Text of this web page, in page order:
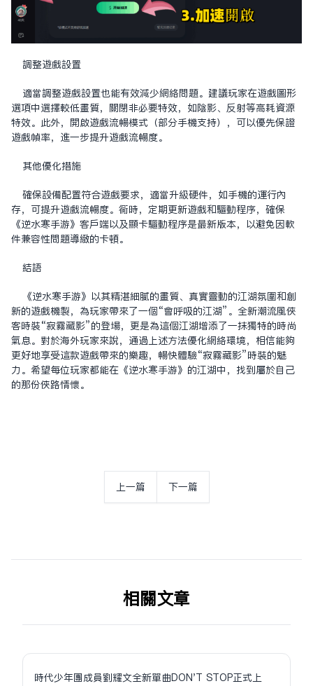
調整遊戲設置
適當調整遊戲設置也能有效減少網絡問題。建議玩家在遊戲圖形
選項中選擇較低畫質，關閉非必要特效，如陰影、反射等高耗資源
特效。此外，開啟遊戲流暢模式（部分手機支持），可以優先保證
遊戲幀率，進一步提升遊戲流暢度。
其他優化措施
確保設備配置符合遊戲要求，適當升級硬件，如手機的運行內
存，可提升遊戲流暢度。同時，定期更新遊戲和驅動程序，確保
《逆水寒手游》客戶端以及顯卡驅動程序是最新版本，以避免因軟
件兼容性問題導致的卡頓。
結語
《逆水寒手游》以其精湛細膩的畫質、真實靈動的江湖氛圍和創
新的遊戲機制，為玩家帶來了一個“會呼吸的江湖”。全新潮流風俠
客時裝“寂霧藏影”的登場，更是為這個江湖增添了一抹獨特的時尚
氣息。對於海外玩家來說，通過上述方法優化網絡環境，相信能夠
更好地享受這款遊戲帶來的樂趣，暢快體驗“寂霧藏影”時裝的魅
力。希望每位玩家都能在《逆水寒手游》的江湖中，找到屬於自己
的那份俠路情懷。
上一篇 下一篇
相关文章
時代少年團成員劉耀文全新單曲DON'T STOP正式上